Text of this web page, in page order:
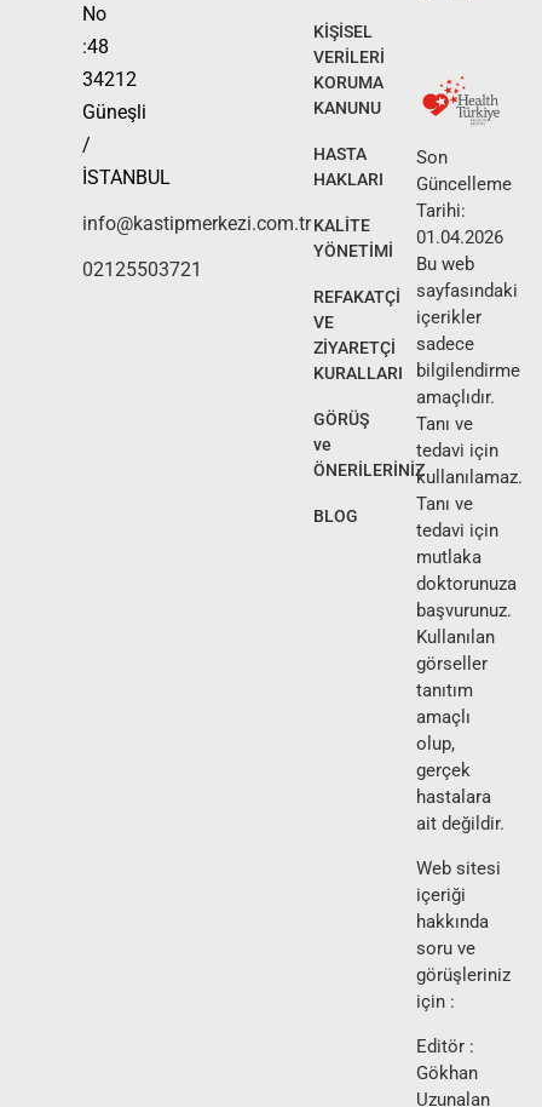
No
:48
34212
Güneşli
/
İSTANBUL
info@kastipmerkezi.com.tr
02125503721
KİŞİSEL
VERİLERİ
KORUMA
KANUNU
HASTA
HAKLARI
KALİTE
YÖNETİMİ
REFAKATÇİ
VE
ZİYARETÇİ
KURALLARI
GÖRÜŞ
ve
ÖNERİLERİNİZ
BLOG
Son
Güncelleme
Tarihi:
01.04.2026
Bu web
sayfasındaki
içerikler
sadece
bilgilendirme
amaçlıdır.
Tanı ve
tedavi için
kullanılamaz.
Tanı ve
tedavi için
mutlaka
doktorunuza
başvurunuz.
Kullanılan
görseller
tanıtım
amaçlı
olup,
gerçek
hastalara
ait değildir.
Web sitesi
içeriği
hakkında
soru ve
görüşleriniz
için :
Editör :
Gökhan
Uzunalan